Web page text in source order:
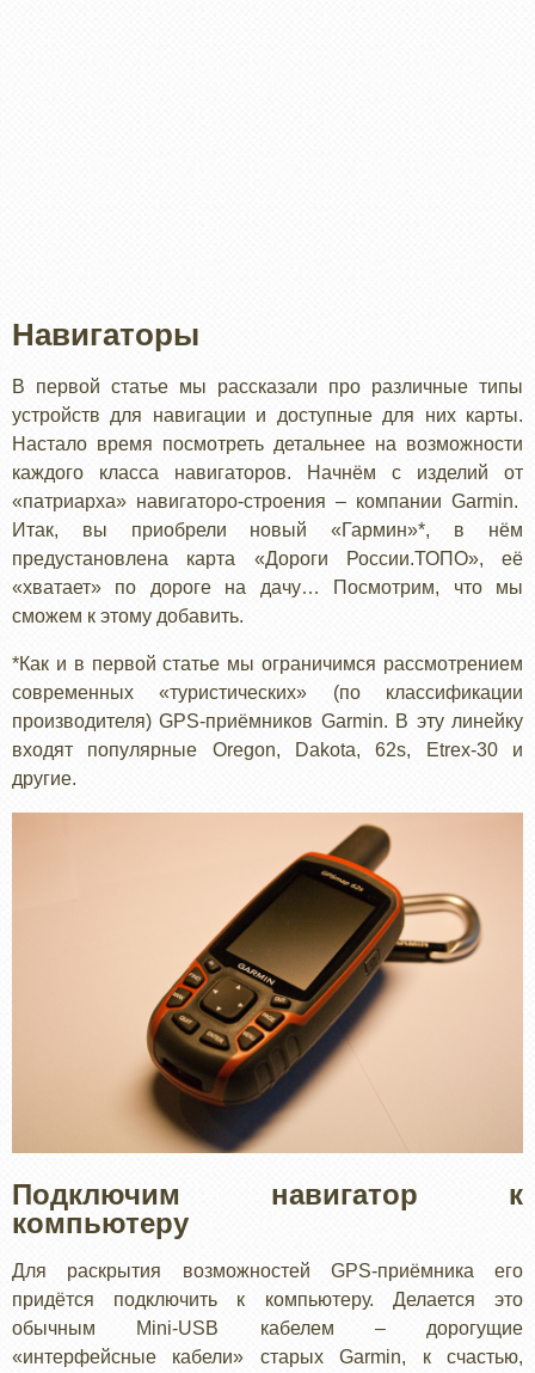
Навигаторы
В первой статье мы рассказали про различные типы
устройств для навигации и доступные для них карты.
Настало время посмотреть детальнее на возможности
каждого класса навигаторов. Начнём с изделий от
«патриарха» навигаторо-строения – компании Garmin.
Итак, вы приобрели новый «Гармин»*, в нём
предустановлена карта «Дороги России.ТОПО», её
«хватает» по дороге на дачу… Посмотрим, что мы
сможем к этому добавить.
*Как и в первой статье мы ограничимся рассмотрением
современных «туристических» (по классификации
производителя) GPS-приёмников Garmin. В эту линейку
входят популярные Oregon, Dakota, 62s, Etrex-30 и
другие.
Подключим навигатор к
компьютеру
Для раскрытия возможностей GPS-приёмника его
придётся подключить к компьютеру. Делается это
обычным Mini-USB кабелем – дорогущие
«интерфейсные кабели» старых Garmin, к счастью,